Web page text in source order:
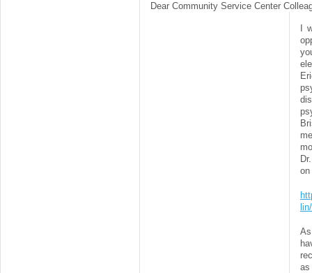
Dear Community Service Center
I